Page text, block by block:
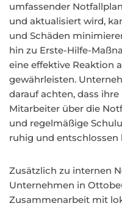
umfassender
und aktualisiert wird,
und Schäden
hin zu Erste-Hilfe-
eine effektive Reaktion
gewährleisten.
darauf achten, dass
Mitarbeiter über die
und regelmäßige
ruhig und entschlossen
Zusätzlich zu internen
Unternehmen in
Zusammenarbeit mit